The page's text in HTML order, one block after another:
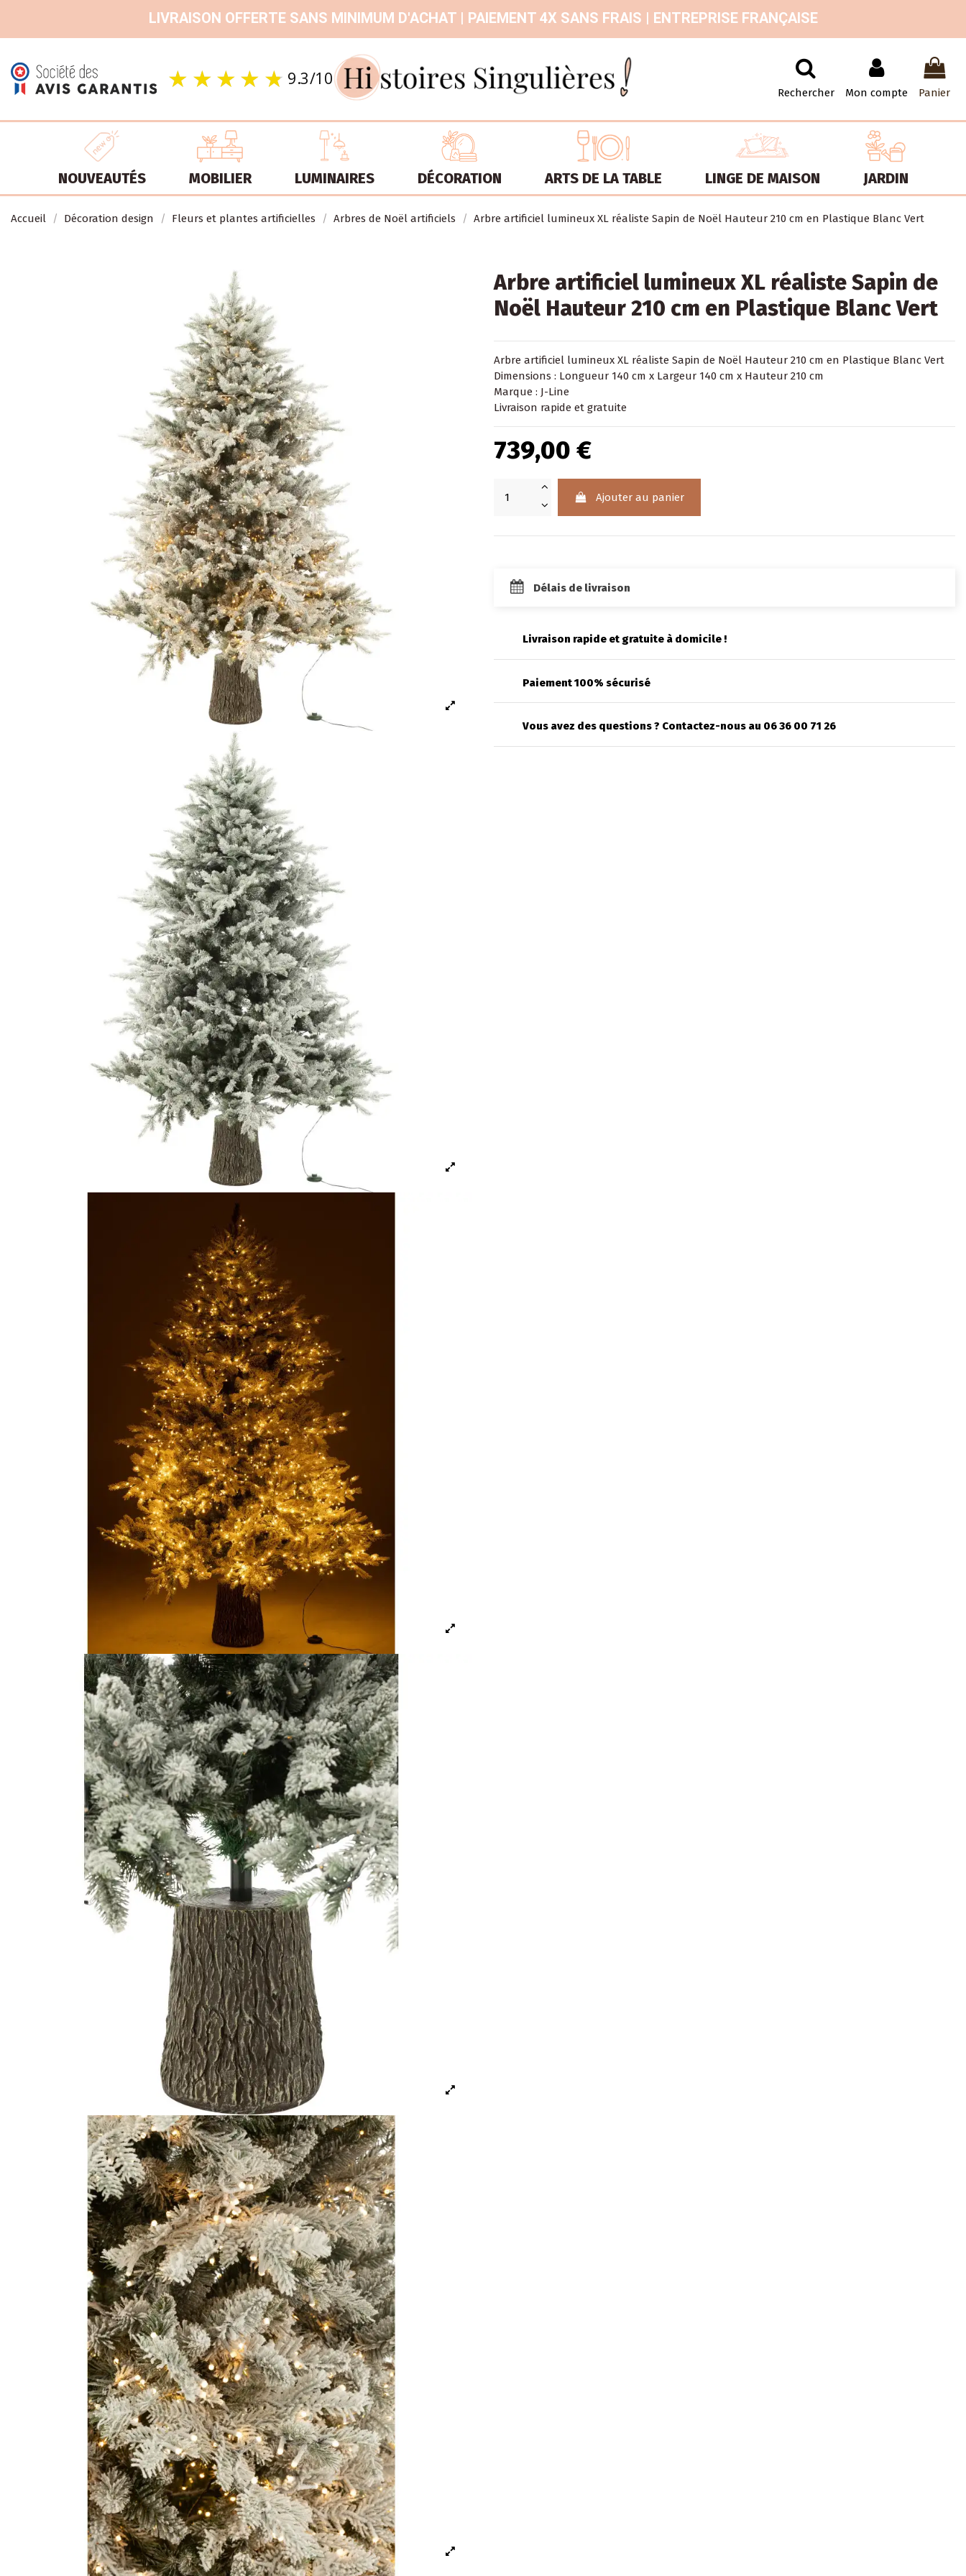
LIVRAISON OFFERTE SANS MINIMUM D'ACHAT | PAIEMENT 4X SANS FRAIS | ENTREPRISE FRANÇAISE
9.3/10 Rechercher Mon compte Panier
NOUVEAUTÉS MOBILIER LUMINAIRES DÉCORATION ARTS DE LA TABLE LINGE DE MAISON JARDIN
Accueil Décoration design Fleurs et plantes artificielles Arbres de Noël artificiels Arbre artificiel lumineux XL réaliste Sapin de Noël Hauteur 210 cm en Plastique Blanc Vert
Arbre artificiel lumineux XL réaliste Sapin de
Noël Hauteur 210 cm en Plastique Blanc Vert
Arbre artificiel lumineux XL réaliste Sapin de Noël Hauteur 210 cm en Plastique Blanc Vert
Dimensions : Longueur 140 cm x Largeur 140 cm x Hauteur 210 cm
Marque : J-Line
Livraison rapide et gratuite
739,00 €
Ajouter au panier
Délais de livraison
Livraison rapide et gratuite à domicile !
Paiement 100% sécurisé
Vous avez des questions ? Contactez-nous au 06 36 00 71 26